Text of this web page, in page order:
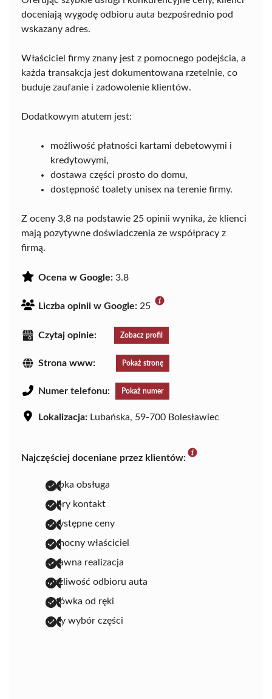
doceniają wygodę odbioru auta bezpośrednio pod
wskazany adres.
Właściciel firmy znany jest z pomocnego podejścia, a
każda transakcja jest dokumentowana rzetelnie, co
buduje zaufanie i zadowolenie klientów.
Dodatkowym atutem jest:
możliwość płatności kartami debetowymi i
kredytowymi,
dostawa części prosto do domu,
dostępność toalety unisex na terenie firmy.
Z oceny 3,8 na podstawie 25 opinii wynika, że klienci
mają pozytywne doświadczenia ze współpracy z
firmą.
Ocena w Google: 3.8
Liczba opinii w Google: 25
Czytaj opinie: Zobacz profil
Strona www: Pokaż stronę
Numer telefonu: Pokaż numer
Lokalizacja: Lubańska, 59-700 Bolesławiec
Najczęściej doceniane przez klientów:
szybka obsługa
dobry kontakt
przystępne ceny
pomocny właściciel
sprawna realizacja
możliwość odbioru auta
gotówka od ręki
duży wybór części